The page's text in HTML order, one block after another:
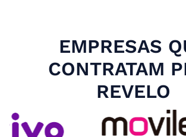
EMPRESAS
CONTRATAM
REVELO